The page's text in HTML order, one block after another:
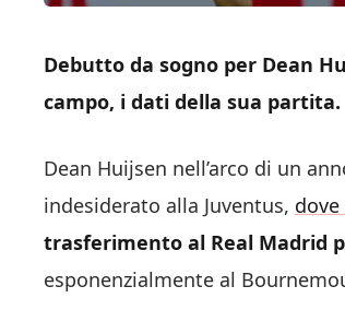
Debutto da sogno per Dean
campo, i dati della sua partita.
Dean Huijsen nell’arco di un
indesiderato alla Juventus,
trasferimento al Real Madrid
esponenzialmente al